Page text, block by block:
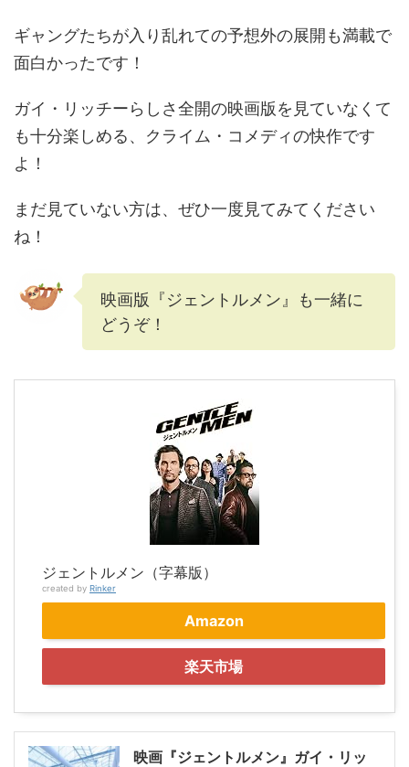
ギャングたちが入り乱れての予想外の展開も満載で
面白かったです！
ガイ・リッチーらしさ全開の映画版を見ていなくて
も十分楽しめる、クライム・コメディの快作です
よ！
まだ見ていない方は、ぜひ一度見てみてください
ね！
映画版『ジェントルメン』も一緒に
どうぞ！
ジェントルメン（字幕版）
created by Rinker
Amazon
楽天市場
映画『ジェントルメン』ガイ・リッ